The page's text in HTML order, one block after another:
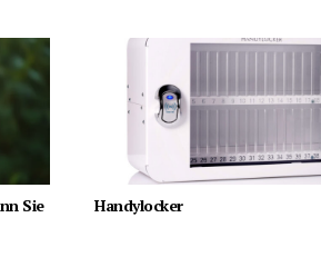
Sie
Handylocker